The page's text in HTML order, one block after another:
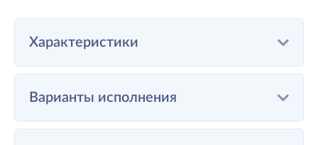
Характеристики
Варианты исполнения